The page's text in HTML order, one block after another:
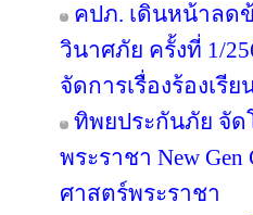
คปภ. เดินหน้าลด
วินาศภัย ครั้งที่ 1/
จัดการเรื่องร้องเรี
ทิพยประกันภัย จัด
พระราชา New
ศาสตร์พระราชา